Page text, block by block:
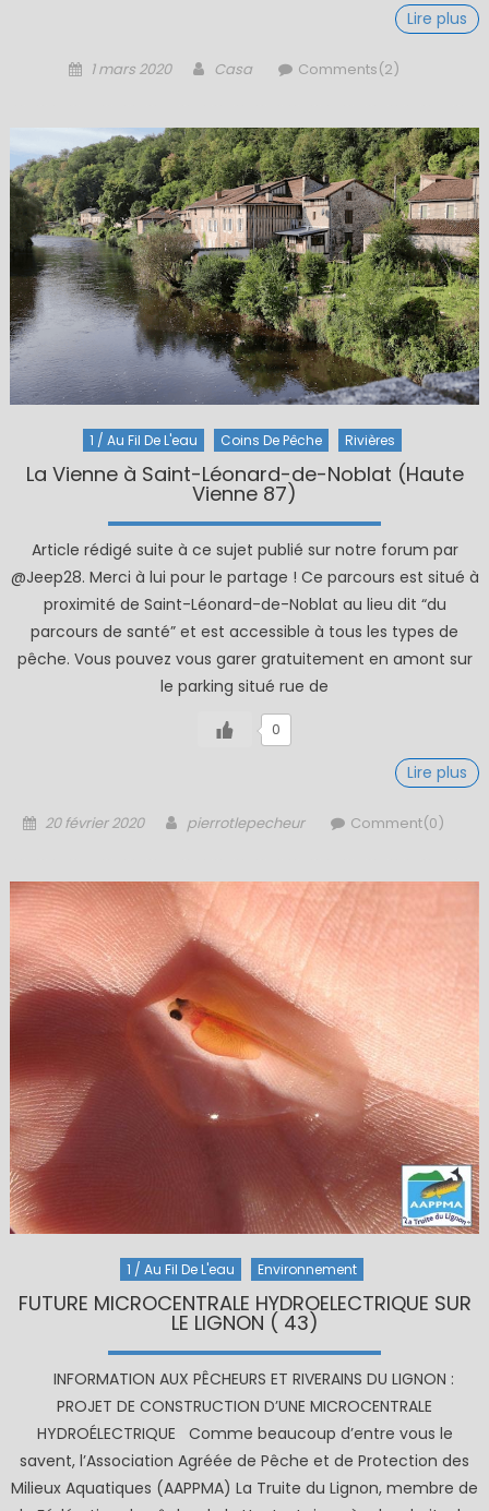
Lire plus
Posted
1 mars 2020 Author
Casa Comments(2)
1 / Au Fil De L'eau Coins De Pêche Rivières
La Vienne à Saint-Léonard-de-Noblat (Haute
Vienne 87)
Article rédigé suite à ce sujet publié sur notre forum par
@Jeep28. Merci à lui pour le partage ! Ce parcours est situé à
proximité de Saint-Léonard-de-Noblat au lieu dit “du
parcours de santé” et est accessible à tous les types de
pêche. Vous pouvez vous garer gratuitement en amont sur
le parking situé rue de
0
Lire plus
Posted
20 février 2020 Author
pierrotlepecheur Comment(0)
1 / Au Fil De L'eau Environnement
FUTURE MICROCENTRALE HYDROELECTRIQUE SUR
LE LIGNON ( 43)
INFORMATION AUX PÊCHEURS ET RIVERAINS DU LIGNON :
PROJET DE CONSTRUCTION D’UNE MICROCENTRALE
HYDROÉLECTRIQUE Comme beaucoup d’entre vous le
savent, l’Association Agréée de Pêche et de Protection des
Milieux Aquatiques (AAPPMA) La Truite du Lignon, membre de